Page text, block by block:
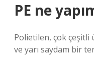
PE ne
Polietilen, çok çeşitli
ve yarı saydam bir